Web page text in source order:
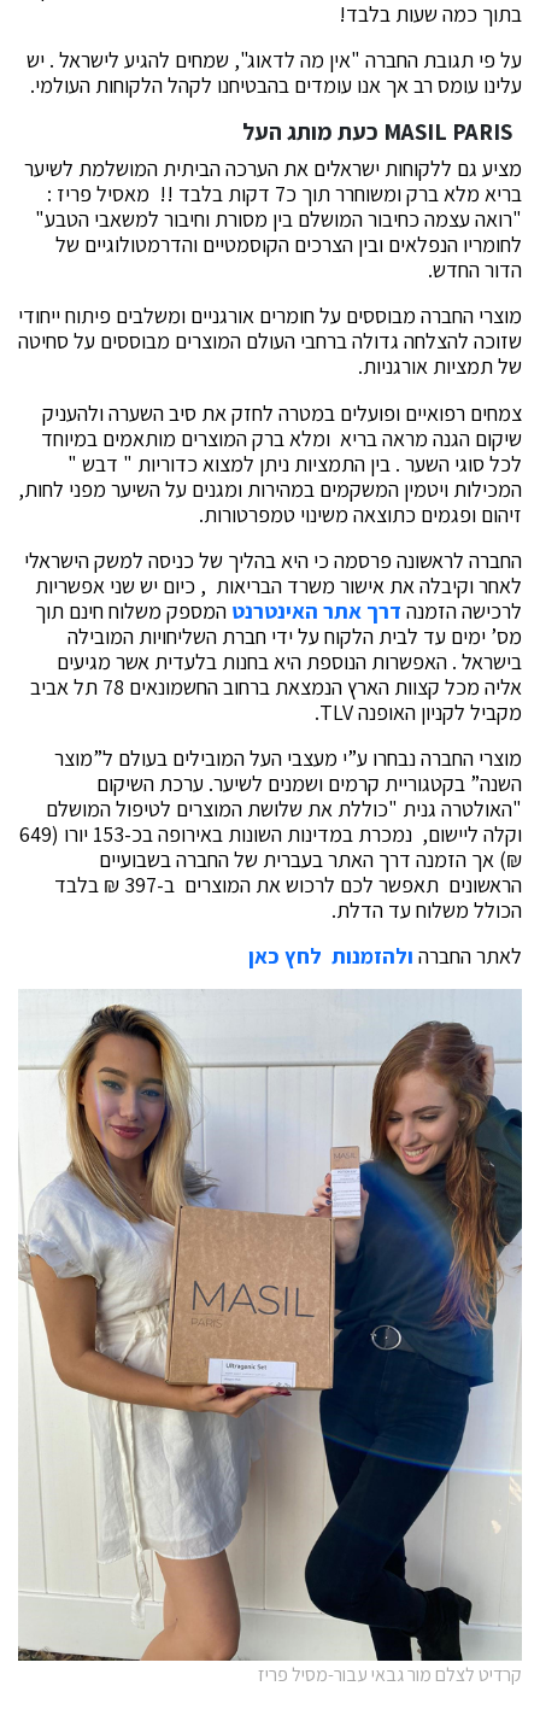
בתוך כמה שעות בלבד!
על פי תגובת החברה "אין מה לדאוג", שמחים להגיע לישראל . יש
עלינו עומס רב אך אנו עומדים בהבטיחנו לקהל הלקוחות העולמי.
מציע גם ללקוחות ישראלים את הערכה הביתית המושלמת לשיער
בריא מלא ברק ומשוחרר תוך כ7 דקות בלבד !! מאסיל פריז :
"רואה עצמה כחיבור המושלם בין מסורת וחיבור למשאבי הטבע"
לחומריו הנפלאים ובין הצרכים הקוסמטיים והדרמטולוגיים של
הדור החדש.
מוצרי החברה מבוססים על חומרים אורגניים ומשלבים פיתוח ייחודי
שזוכה להצלחה גדולה ברחבי העולם המוצרים מבוססים על סחיטה
של תמציות אורגניות.
צמחים רפואיים ופועלים במטרה לחזק את סיב השערה ולהעניק
שיקום הגנה מראה בריא ומלא ברק המוצרים מותאמים במיוחד
לכל סוגי השער . בין התמציות ניתן למצוא כדוריות " דבש "
המכילות ויטמין המשקמים במהירות ומגנים על השיער מפני לחות,
זיהום ופגמים כתוצאה משינוי טמפרטורות.
החברה לראשונה פרסמה כי היא בהליך של כניסה למשק הישראלי
לאחר וקיבלה את אישור משרד הבריאות , כיום יש שני אפשריות
לרכישה הזמנה דרך אתר האינטרנט המספק משלוח חינם תוך
מס’ ימים עד לבית הלקוח על ידי חברת השליחויות המובילה
בישראל . האפשרות הנוספת היא בחנות בלעדית אשר מגיעים
אליה מכל קצוות הארץ הנמצאת ברחוב החשמונאים 78 תל אביב
מקביל לקניון האופנה TLV.
מוצרי החברה נבחרו ע”י מעצבי העל המובילים בעולם ל”מוצר
השנה” בקטגוריית קרמים ושמנים לשיער. ערכת השיקום
"האולטרה גנית "כוללת את שלושת המוצרים לטיפול המושלם
וקלה ליישום, נמכרת במדינות השונות באירופה בכ-153 יורו (649
₪) אך הזמנה דרך האתר בעברית של החברה בשבועיים
הראשונים תאפשר לכם לרכוש את המוצרים ב-397 ₪ בלבד
הכולל משלוח עד הדלת.
לאתר החברה ולהזמנות לחץ כאן
קרדיט לצלם מור גבאי עבור-מסיל פריז